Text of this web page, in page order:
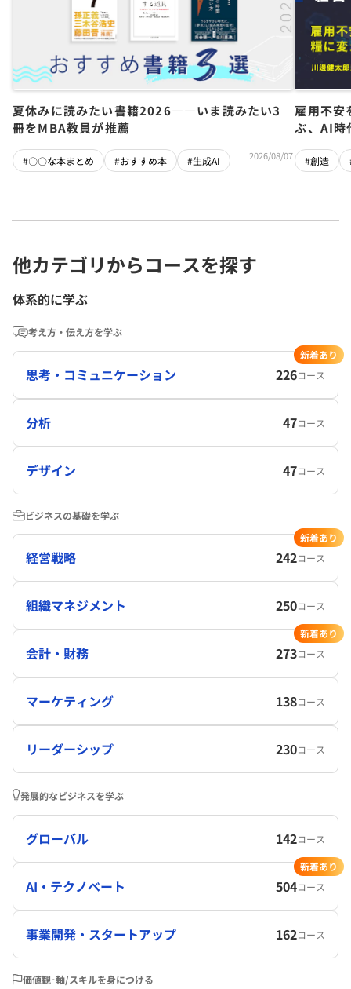
夏休みに読みたい書籍2026――いま読みたい3
冊をMBA教員が推薦
#〇〇な本まとめ #おすすめ本 #生成AI 2026/08/07
雇用不
ぶ、AI時
#創造
他カテゴリからコースを探す
体系的に学ぶ
考え方・伝え方を学ぶ
思考・コミュニケーション 226コース
新着あり
分析 47コース
デザイン 47コース
ビジネスの基礎を学ぶ
経営戦略 242コース
新着あり
組織マネジメント 250コース
会計・財務 273コース
新着あり
マーケティング 138コース
リーダーシップ 230コース
発展的なビジネスを学ぶ
グローバル 142コース
AI・テクノベート 504コース
新着あり
事業開発・スタートアップ 162コース
価値観･軸/スキルを身につける